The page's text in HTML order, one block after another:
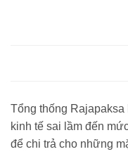
Tổng thống
kinh tế sai lầm đến
để chi trả cho những